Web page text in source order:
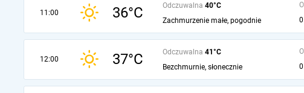
11:00 36°C Odczuwalna 40°C
Zachmurzenie małe, pogodnie
12:00 37°C Odczuwalna 41°C
Bezchmurnie, słonecznie